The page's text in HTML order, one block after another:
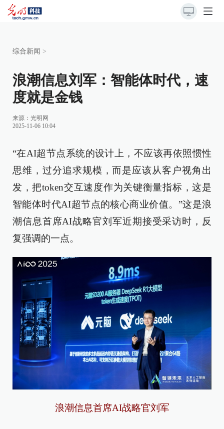
综合新闻 >
浪潮信息刘军：智能体时代，速
度就是金钱
来源：光明网
2025-11-06 10:04
“在AI超节点系统的设计上，不应该再依照惯性
思维，过分追求规模，而是应该从客户视角出
发，把token交互速度作为关键衡量指标，这是
智能体时代AI超节点的核心商业价值。”这是浪
潮信息首席AI战略官刘军近期接受采访时，反
复强调的一点。
浪潮信息首席AI战略官刘军